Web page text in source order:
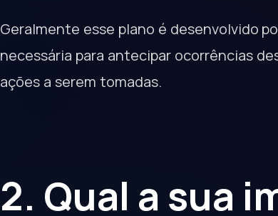
Geralmente esse plano é desenvolvido
necessária para antecipar ocorrências
ações a serem tomadas.
2. Qual a sua